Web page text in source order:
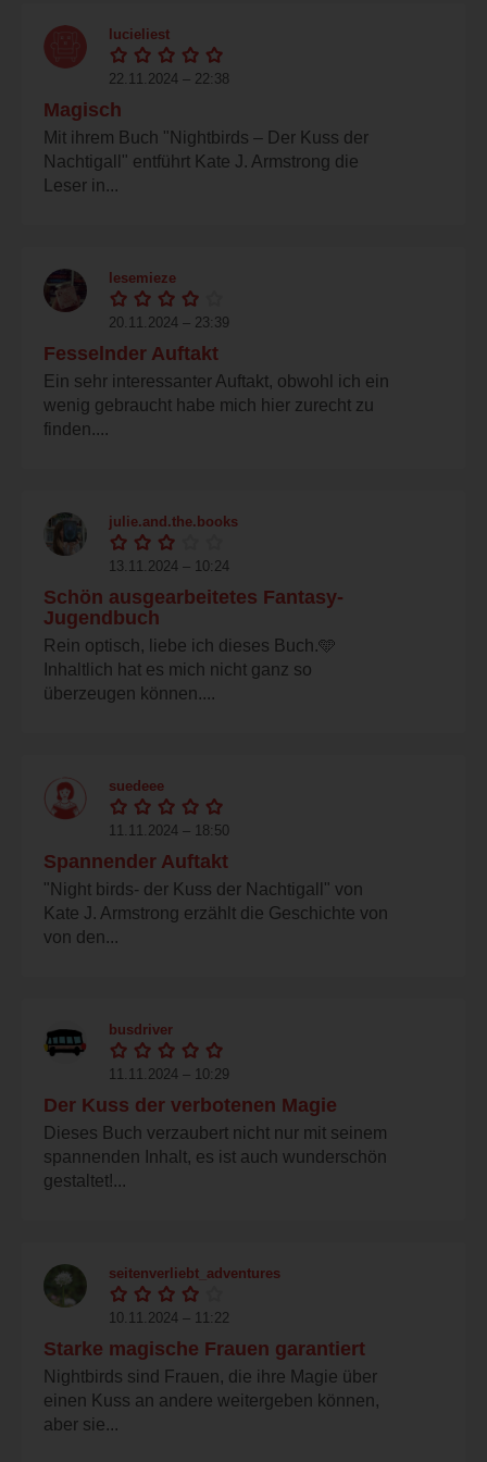
lucieliest
22.11.2024 – 22:38
Magisch
Mit ihrem Buch "Nightbirds – Der Kuss der
Nachtigall" entführt Kate J. Armstrong die
Leser in...
lesemieze
20.11.2024 – 23:39
Fesselnder Auftakt
Ein sehr interessanter Auftakt, obwohl ich ein
wenig gebraucht habe mich hier zurecht zu
finden....
julie.and.the.books
13.11.2024 – 10:24
Schön ausgearbeitetes Fantasy-
Jugendbuch
Rein optisch, liebe ich dieses Buch.🩵
Inhaltlich hat es mich nicht ganz so
überzeugen können....
suedeee
11.11.2024 – 18:50
Spannender Auftakt
"Night birds- der Kuss der Nachtigall" von
Kate J. Armstrong erzählt die Geschichte von
von den...
busdriver
11.11.2024 – 10:29
Der Kuss der verbotenen Magie
Dieses Buch verzaubert nicht nur mit seinem
spannenden Inhalt, es ist auch wunderschön
gestaltet!...
seitenverliebt_adventures
10.11.2024 – 11:22
Starke magische Frauen garantiert
Nightbirds sind Frauen, die ihre Magie über
einen Kuss an andere weitergeben können,
aber sie...